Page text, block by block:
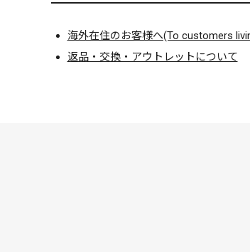
海外在住のお客様へ(To customers
返品・交換・アウトレットについて